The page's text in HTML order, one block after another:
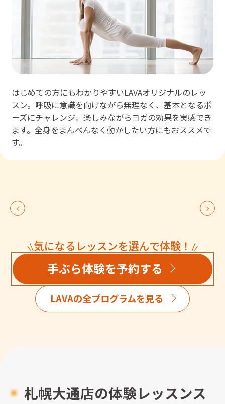
はじめての方にもわかりやすいLAVAオリジナルのレッ
スン。呼吸に意識を向けながら無理なく、基本となるポ
ーズにチャレンジ。楽しみながらヨガの効果を実感でき
ます。全身をまんべんなく動かしたい方にもおススメで
す。
気になるレッスンを選んで体験！
手ぶら体験を予約する
LAVAの全プログラムを見る
札幌大通店の体験レッスンス